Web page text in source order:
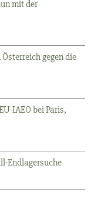
mit der
gegen die
IAEO bei Paris,
Endlagersuche